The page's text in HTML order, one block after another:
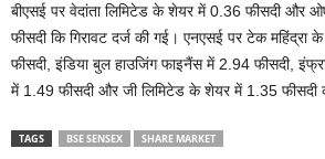
बीएसई पर वेदांता लिमिटेड के शेयर में 0.36 फीसदी और
फीसदी कि गिरावट दर्ज की गई। एनएसई पर टेक महिंद्रा
फीसदी, इंडिया बुल हाउजिंग फाइनैंस में 2.94 फीसदी,
में 1.49 फीसदी और जी लिमिटेड के शेयर में 1.35 फीसदी
TAGS BSE SENSEX SHARE MARKET